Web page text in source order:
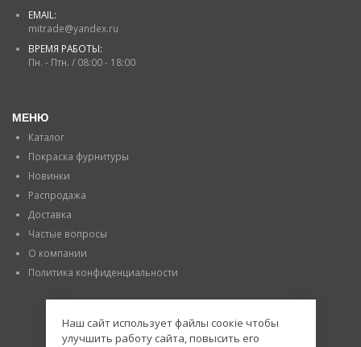
EMAIL:
mitrade@yandex.ru
ВРЕМЯ РАБОТЫ:
Пн. - Птн. / 08:00 - 18:00
МЕНЮ
Каталог
Покраска фурнитуры
Новинки
Распродажа
Доставка
Частые вопросы
О компании
Политика конфиденциальности
Наш сайт использует файлы соокіе чтобы
улучшить работу сайта, повысить его